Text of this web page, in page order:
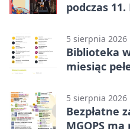
podczas
5 sierpnia 2026
Biblioteka
miesiąc
5 sierpnia 2026
Bezpłatne
MGOPS